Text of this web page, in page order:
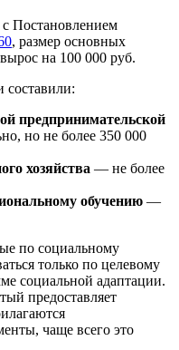
Постановлением
, размер основных
на 100 000 руб.
предпринимательской
но не более 350 000
хозяйства — не более
обучению —
по социальному
только по целевому
социальной адаптации.
предоставляет
чаще всего это